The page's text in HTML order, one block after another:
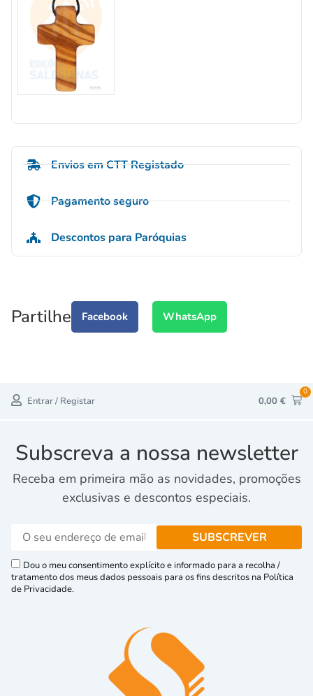
Envios em CTT Registado
Pagamento seguro
Descontos para Paróquias
Partilhe Facebook WhatsApp
Entrar / Registar 0,00 €
0
Subscreva a nossa newsletter
Receba em primeira mão as novidades, promoções
exclusivas e descontos especiais.
Dou o meu consentimento explícito e informado para a recolha /
tratamento dos meus dados pessoais para os fins descritos na Política
de Privacidade.